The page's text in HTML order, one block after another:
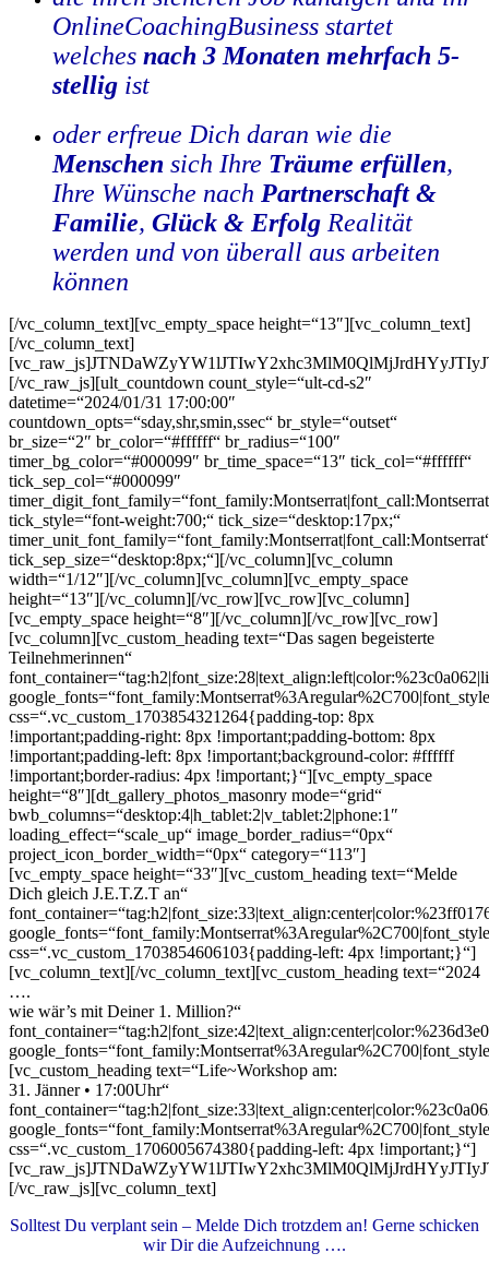
OnlineCoachingBusiness startet
welches nach 3 Monaten mehrfach 5-
stellig ist
oder erfreue Dich daran wie die
Menschen sich Ihre Träume erfüllen,
Ihre Wünsche nach Partnerschaft &
Familie, Glück & Erfolg Realität
werden und von überall aus arbeiten
können
[/vc_column_text][vc_empty_space height=“13″][vc_column_text]
[/vc_column_text]
[/vc_raw_js][ult_countdown count_style=“ult-cd-s2″
datetime=“2024/01/31 17:00:00″
countdown_opts=“sday,shr,smin,ssec“ br_style=“outset“
br_size=“2″ br_color=“#ffffff“ br_radius=“100″
timer_bg_color=“#000099″ br_time_space=“13″ tick_col=“#ffffff“
tick_sep_col=“#000099″
tick_style=“font-weight:700;“ tick_size=“desktop:17px;“
tick_sep_size=“desktop:8px;“][/vc_column][vc_column
width=“1/12″][/vc_column][vc_column][vc_empty_space
height=“13″][/vc_column][/vc_row][vc_row][vc_column]
[vc_empty_space height=“8″][/vc_column][/vc_row][vc_row]
[vc_column][vc_custom_heading text=“Das sagen begeisterte
Teilnehmerinnen“
css=“.vc_custom_1703854321264{padding-top: 8px
!important;padding-right: 8px !important;padding-bottom: 8px
!important;padding-left: 8px !important;background-color: #ffffff
!important;border-radius: 4px !important;}“][vc_empty_space
height=“8″][dt_gallery_photos_masonry mode=“grid“
bwb_columns=“desktop:4|h_tablet:2|v_tablet:2|phone:1″
loading_effect=“scale_up“ image_border_radius=“0px“
project_icon_border_width=“0px“ category=“113″]
[vc_empty_space height=“33″][vc_custom_heading text=“Melde
Dich gleich J.E.T.Z.T an“
css=“.vc_custom_1703854606103{padding-left: 4px !important;}“]
[vc_column_text][/vc_column_text][vc_custom_heading text=“2024
….
wie wär’s mit Deiner 1. Million?“
[vc_custom_heading text=“Life~Workshop am:
31. Jänner • 17:00Uhr“
css=“.vc_custom_1706005674380{padding-left: 4px !important;}“]
[/vc_raw_js][vc_column_text]
Solltest Du verplant sein – Melde Dich trotzdem an! Gerne schicken
wir Dir die Aufzeichnung ….